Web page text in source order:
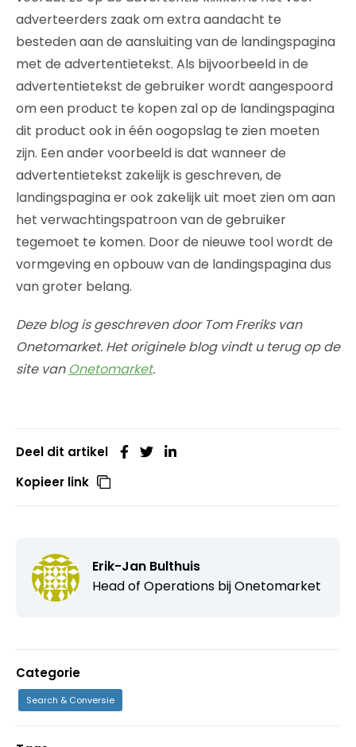
adverteerders zaak om extra aandacht te
besteden aan de aansluiting van de landingspagina
met de advertentietekst. Als bijvoorbeeld in de
advertentietekst de gebruiker wordt aangespoord
om een product te kopen zal op de landingspagina
dit product ook in één oogopslag te zien moeten
zijn. Een ander voorbeeld is dat wanneer de
advertentietekst zakelijk is geschreven, de
landingspagina er ook zakelijk uit moet zien om aan
het verwachtingspatroon van de gebruiker
tegemoet te komen. Door de nieuwe tool wordt de
vormgeving en opbouw van de landingspagina dus
van groter belang.
Deze blog is geschreven door Tom Freriks van
Onetomarket. Het originele blog vindt u terug op de
site van Onetomarket.
Deel dit artikel
Kopieer link
Erik-Jan Bulthuis
Head of Operations bijOnetomarket
Categorie
Search & Conversie